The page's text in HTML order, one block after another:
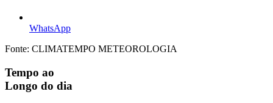
WhatsApp
Fonte: CLIMATEMPO METEOROLOGIA
Tempo ao
Longo do dia